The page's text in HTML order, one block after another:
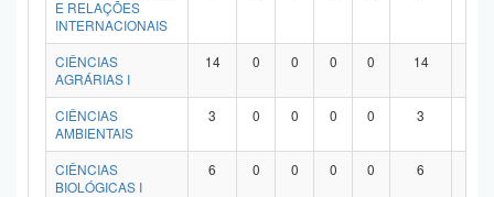
E RELAÇÕES
INTERNACIONAIS
CIÊNCIAS
AGRÁRIAS I
14 0 0 0 0 14
CIÊNCIAS
AMBIENTAIS
3 0 0 0 0 3
CIÊNCIAS
BIOLÓGICAS I
6 0 0 0 0 6